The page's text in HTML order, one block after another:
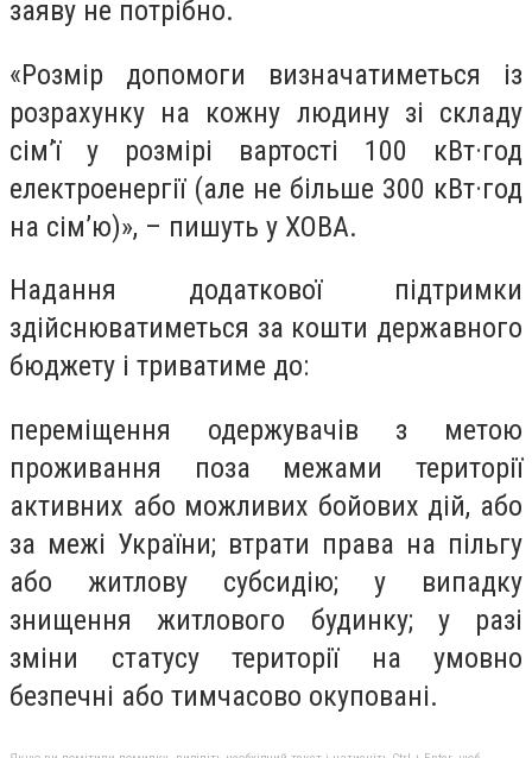
заяву не потрібно.
«Розмір допомоги визначатиметься із
розрахунку на кожну людину зі складу
сім’ї у розмірі вартості 100 кВт·год
електроенергії (але не більше 300 кВт·год
на сім’ю)», – пишуть у ХОВА.
Надання додаткової підтримки
здійснюватиметься за кошти державного
бюджету і триватиме до:
переміщення одержувачів з метою
проживання поза межами території
активних або можливих бойових дій, або
за межі України; втрати права на пільгу
або житлову субсидію; у випадку
знищення житлового будинку; у разі
зміни статусу території на умовно
безпечні або тимчасово окуповані.